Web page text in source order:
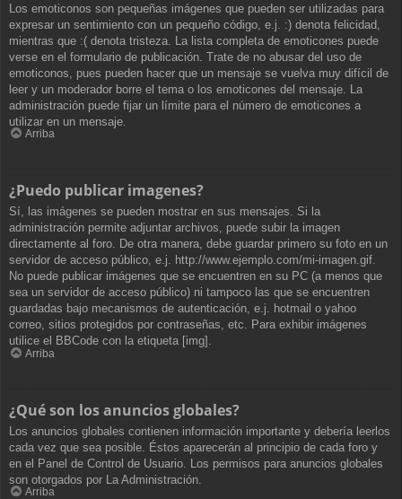
Los emoticonos son pequeñas imágenes que pueden ser utilizadas para
expresar un sentimiento con un pequeño código, e.j. :) denota felicidad,
mientras que :( denota tristeza. La lista completa de emoticones puede
verse en el formulario de publicación. Trate de no abusar del uso de
emoticonos, pues pueden hacer que un mensaje se vuelva muy difícil de
leer y un moderador borre el tema o los emoticones del mensaje. La
administración puede fijar un límite para el número de emoticones a
utilizar en un mensaje.
Arriba
¿Puedo publicar imagenes?
Sí, las imágenes se pueden mostrar en sus mensajes. Si la
administración permite adjuntar archivos, puede subir la imagen
directamente al foro. De otra manera, debe guardar primero su foto en un
servidor de acceso público, e.j. http://www.ejemplo.com/mi-imagen.gif.
No puede publicar imágenes que se encuentren en su PC (a menos que
sea un servidor de acceso público) ni tampoco las que se encuentren
guardadas bajo mecanismos de autenticación, e.j. hotmail o yahoo
correo, sitios protegidos por contraseñas, etc. Para exhibir imágenes
utilice el BBCode con la etiqueta [img].
Arriba
¿Qué son los anuncios globales?
Los anuncios globales contienen información importante y debería leerlos
cada vez que sea posible. Éstos aparecerán al principio de cada foro y
en el Panel de Control de Usuario. Los permisos para anuncios globales
son otorgados por La Administración.
Arriba